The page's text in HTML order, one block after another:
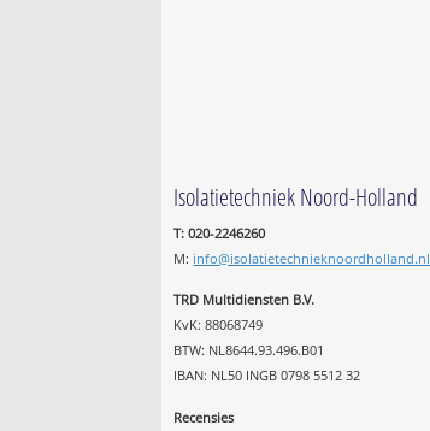
Isolatietechniek Noord-Holland
T: 020-2246260
M: info@isolatietechnieknoordholland.nl
TRD Multidiensten B.V.
KvK: 88068749
BTW: NL8644.93.496.B01
IBAN: NL50 INGB 0798 5512 32
Recensies